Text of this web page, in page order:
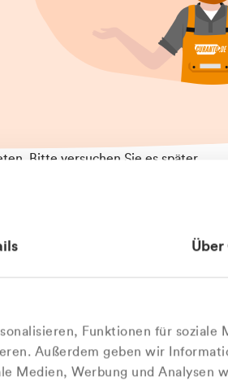
Funktionen für soziale
Außerdem geben wir
Medien, Werbung und Analysen
Bitte versuchen Sie es später
uns für eventuelle
uns
für Sie da